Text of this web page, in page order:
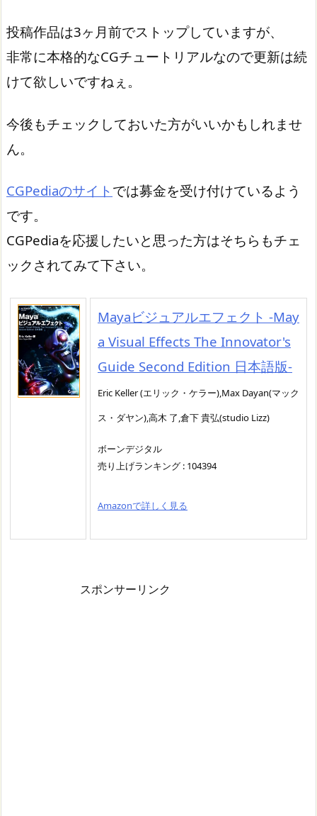
投稿作品は3ヶ月前でストップしていますが、
非常に本格的なCGチュートリアルなので更新は続
けて欲しいですねぇ。
今後もチェックしておいた方がいいかもしれませ
ん。
CGPediaのサイト では募金を受け付けているよう
です。
CGPediaを応援したいと思った方はそちらもチェ
ックされてみて下さい。
Mayaビジュアルエフェクト -May
a Visual Effects The Innovator's
Guide Second Edition 日本語版-
Eric Keller (エリック・ケラー),Max Dayan(マック
ス・ダヤン),高木 了,倉下 貴弘(studio Lizz)
ボーンデジタル
売り上げランキング : 104394
Amazonで詳しく見る
スポンサーリンク